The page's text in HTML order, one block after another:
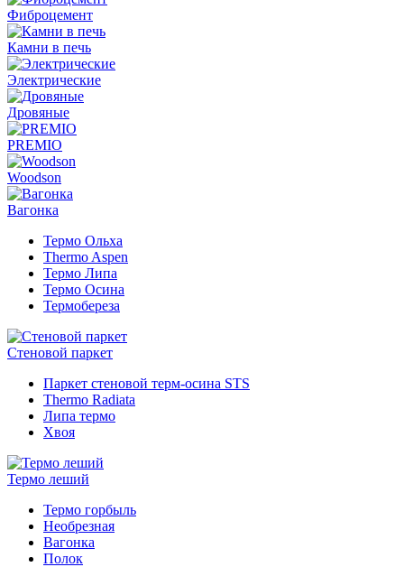
Фиброцемент
Камни в печь
Электрические
Дровяные
PREMIO
Woodson
Вагонка
Термо Ольха
Thermo Aspen
Термо Липа
Термо Осина
Термобереза
Стеновой паркет
Паркет стеновой терм-осина STS
Thermo Radiata
Липа термо
Хвоя
Термо леший
Термо горбыль
Необрезная
Вагонка
Полок